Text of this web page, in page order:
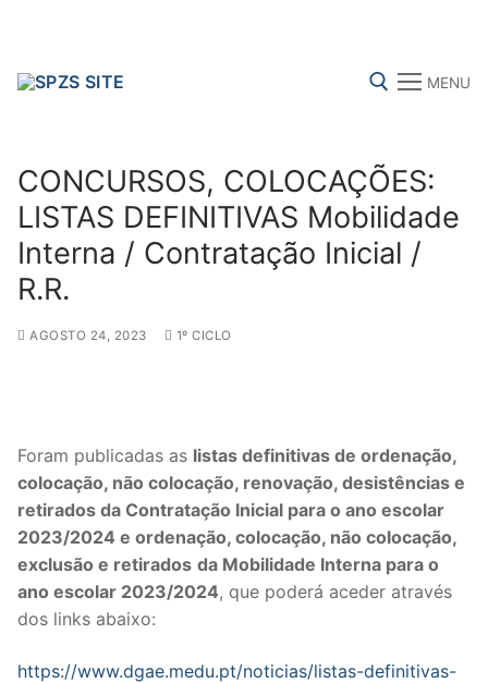
Search for:
MENU
FENPROF CGTP-IN FRENTE COMUM
Search
Notícias
Legislação
Sectores
PRÉ-ESCOLAR
1º CICLO
CONCURSOS, COLOCAÇÕES:
LISTAS DEFINITIVAS Mobilidade
Interna / Contratação Inicial /
R.R.
AGOSTO 24, 2023 1º CICLO
Foram publicadas as listas definitivas de ordenação,
colocação, não colocação, renovação, desistências e
retirados da Contratação Inicial para o ano escolar
2023/2024 e ordenação, colocação, não colocação,
exclusão e retirados da Mobilidade Interna para o
ano escolar 2023/2024, que poderá aceder através
dos links abaixo:
https://www.dgae.medu.pt/noticias/listas-definitivas-